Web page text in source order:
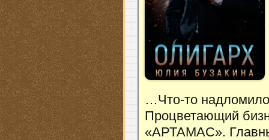
…Что-то
Процветающий
«АРТАМАС».